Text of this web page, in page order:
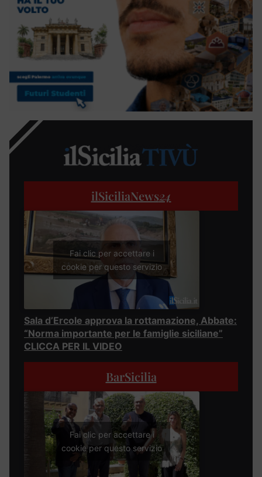
ilSiciliaNews24
Fai clic per accettare i
cookie per questo servizio
Sala d’Ercole approva la rottamazione, Abbate:
“Norma importante per le famiglie siciliane”
CLICCA PER IL VIDEO
BarSicilia
Fai clic per accettare i
cookie per questo servizio